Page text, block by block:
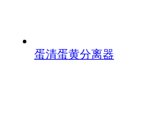
蛋清蛋黄分离器